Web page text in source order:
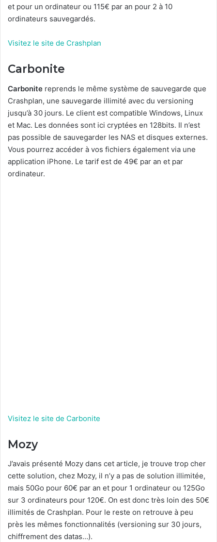
et pour un ordinateur ou 115€ par an pour 2 à 10
ordinateurs sauvegardés.
Visitez le site de Crashplan
Carbonite
Carbonite reprends le même système de sauvegarde que
Crashplan, une sauvegarde illimité avec du versioning
jusqu’à 30 jours. Le client est compatible Windows, Linux
et Mac. Les données sont ici cryptées en 128bits. Il n’est
pas possible de sauvegarder les NAS et disques externes.
Vous pourrez accéder à vos fichiers également via une
application iPhone. Le tarif est de 49€ par an et par
ordinateur.
Visitez le site de Carbonite
Mozy
J’avais présenté Mozy dans cet article, je trouve trop cher
cette solution, chez Mozy, il n’y a pas de solution illimitée,
mais 50Go pour 60€ par an et pour 1 ordinateur ou 125Go
sur 3 ordinateurs pour 120€. On est donc très loin des 50€
illimités de Crashplan. Pour le reste on retrouve à peu
près les mêmes fonctionnalités (versioning sur 30 jours,
chiffrement des datas…).